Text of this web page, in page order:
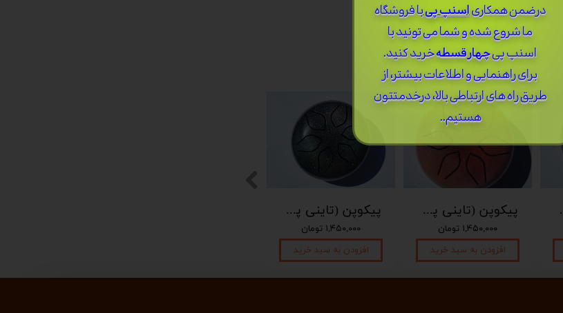
پیکوپن (تاینی پن) 6 نت برند دلکو
۱,۴۵۰,۰۰۰ تومان
افزودن به سبد خرید
پیکوپن (تاینی پن) 6 نت برند دلکو
۱,۴۵۰,۰۰۰ تومان
افزودن به سبد خرید
دلکو
درضمن ​همکاریاسنپ پیبا فروشگاه
ما شروع شده و شما می تونید با
اسنپ پیچهار قسطهخرید کنید.
برای راهنمایی و اطلاعات بیشتر، از
طریق راه های ارتباطی بالا، درخدمتتون
هستیم..